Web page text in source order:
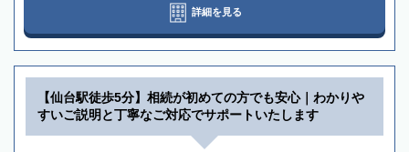
詳細を見る
【仙台駅徒歩5分】相続が初めての方でも安心｜わかりや
すいご説明と丁寧なご対応でサポートいたします